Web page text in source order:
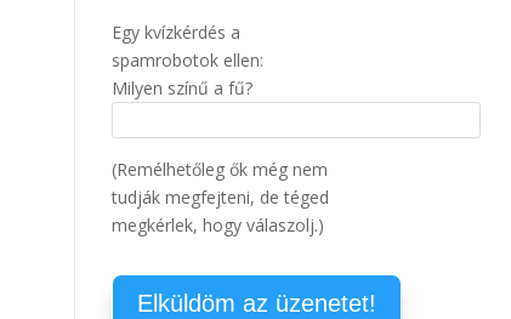
Egy kvízkérdés a
spamrobotok ellen:
Milyen színű a fű?
(Remélhetőleg ők még nem
tudják megfejteni, de téged
megkérlek, hogy válaszolj.)